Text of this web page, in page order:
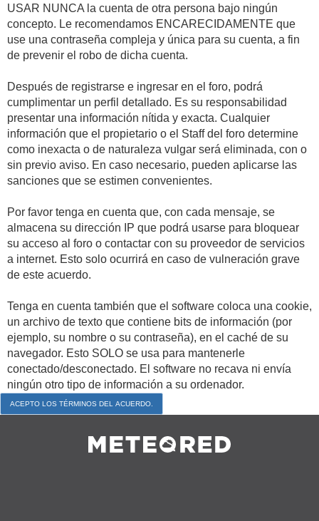
USAR NUNCA la cuenta de otra persona bajo ningún
concepto. Le recomendamos ENCARECIDAMENTE que
use una contraseña compleja y única para su cuenta, a fin
de prevenir el robo de dicha cuenta.
Después de registrarse e ingresar en el foro, podrá
cumplimentar un perfil detallado. Es su responsabilidad
presentar una información nítida y exacta. Cualquier
información que el propietario o el Staff del foro determine
como inexacta o de naturaleza vulgar será eliminada, con o
sin previo aviso. En caso necesario, pueden aplicarse las
sanciones que se estimen convenientes.
Por favor tenga en cuenta que, con cada mensaje, se
almacena su dirección IP que podrá usarse para bloquear
su acceso al foro o contactar con su proveedor de servicios
a internet. Esto solo ocurrirá en caso de vulneración grave
de este acuerdo.
Tenga en cuenta también que el software coloca una cookie,
un archivo de texto que contiene bits de información (por
ejemplo, su nombre o su contraseña), en el caché de su
navegador. Esto SOLO se usa para mantenerle
conectado/desconectado. El software no recava ni envía
ningún otro tipo de información a su ordenador.